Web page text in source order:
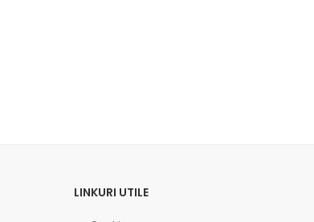
LINKURI UTILE